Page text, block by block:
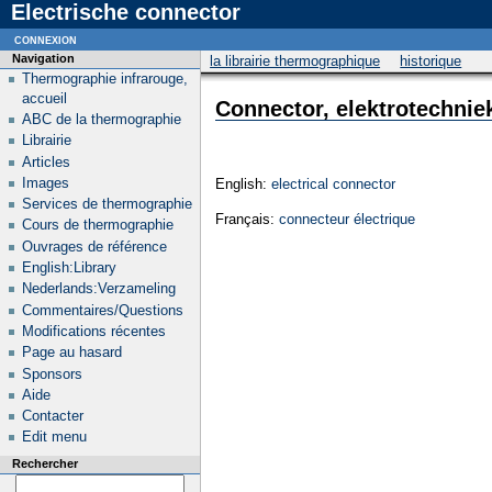
Electrische connector
la librairie thermographique historique
Connector,
English: electrical connector
Français: connecteur électrique
Navigation
Thermographie infrarouge,
accueil
ABC de la thermographie
Librairie
Articles
Images
Services de thermographie
Cours de thermographie
Ouvrages de référence
English:Library
Nederlands:Verzameling
Commentaires/Questions
Modifications récentes
Page au hasard
Sponsors
Aide
Contacter
Edit menu
Rechercher
connexion